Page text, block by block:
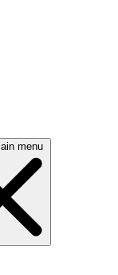
menu